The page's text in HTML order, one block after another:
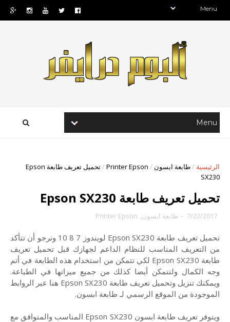
الرئيسية /طابعة ابسون /
Printer Epson
/
تحميل تعريف طابعة Epson
SX230
تحميل تعريف طابعة Epson SX230
7/22/2017
- طابعة ابسون,
Printer Epson
تحميل تعريف طابعة Epson SX230 لويندوز 7 8 10 ونرجو أن تتأكد
من التعريف المناسب للنظام الداعم لجهازك قبل تحميل تعريف
طابعة Epson SX230 لكي تتمكن من استخدام هذه الطابعة في أتم
وجه الكمال ولتتمكن أيضا كذلك من جميع ميزاتها في الطباعة.
ويمكنك تنزيل وتحميل تعريف طابعة Epson SX230 هنا عبر الروابط
الموجودة من الموقع الرسمي لـ طابعة ابسون.
ويتوفر تعريف طابعة ابسون Epson SX230 المناسب والمتوافق مع